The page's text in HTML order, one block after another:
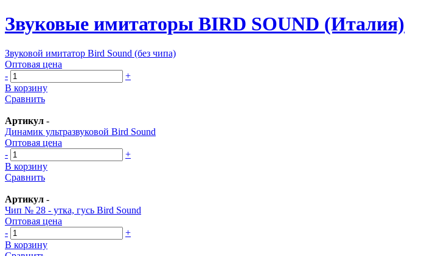
Звуковые имитаторы BIRD SOUND (Италия)
Звуковой имитатор Bird Sound (без чипа)
Оптовая цена
-
+
В корзину
Сравнить
Артикул -
Динамик ультразвуковой Bird Sound
Оптовая цена
-
+
В корзину
Сравнить
Артикул -
Чип № 28 - утка, гусь Bird Sound
Оптовая цена
-
+
В корзину